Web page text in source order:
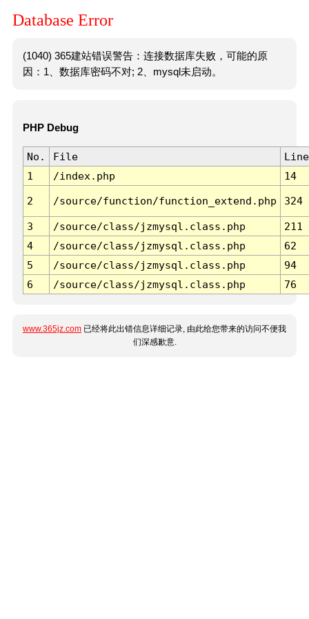
Database Error
(1040) 365建站错误警告：连接数据库失败，可能的原
因：1、数据库密码不对; 2、mysql未启动。
PHP Debug
No. File
Line
1
/index.php 14
2 /source/function/function_extend.php 324
3 /source/class/jzmysql.class.php
211
4
/source/class/jzmysql.class.php
62
5
/source/class/jzmysql.class.php
94
6
/source/class/jzmysql.class.php 76
www.365jz.com 已经将此出错信息详细记录, 由此给您带来的访问不便我
们深感歉意.